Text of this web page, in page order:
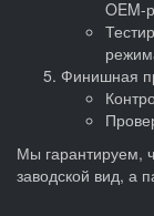
OEM-
Финишная
Мы гарантируем,
заводской вид, а